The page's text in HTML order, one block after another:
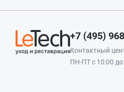
+7 (495)
Контактный
ПН-ПТ с 10:00 до